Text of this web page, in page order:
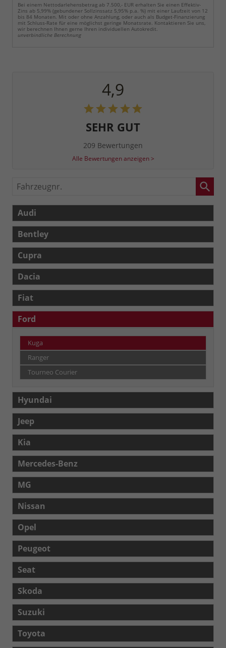
Bei einem Nettodarlehensbetrag ab 7.500,- EUR erhalten Sie einen Effektiv-
Zins ab 5,99% (gebundener Sollzinssatz 5,95% p.a. %) mit einer Laufzeit von 12
bis 84 Monaten. Mit oder ohne Anzahlung, oder auch als Budget-Finanzierung
mit Schluss-Rate für eine möglichst geringe Monatsrate. Kontaktieren Sie uns,
wir berechnen Ihnen gerne Ihren individuellen Autokredit.
unverbindliche Berechnung
4,9
SEHR GUT
209 Bewertungen
Alle Bewertungen anzeigen >
Fahrzeugnr.
Audi
Bentley
Cupra
Dacia
Fiat
Ford
Kuga
Ranger
Tourneo Courier
Hyundai
Jeep
Kia
Mercedes-Benz
MG
Nissan
Opel
Peugeot
Seat
Skoda
Suzuki
Toyota